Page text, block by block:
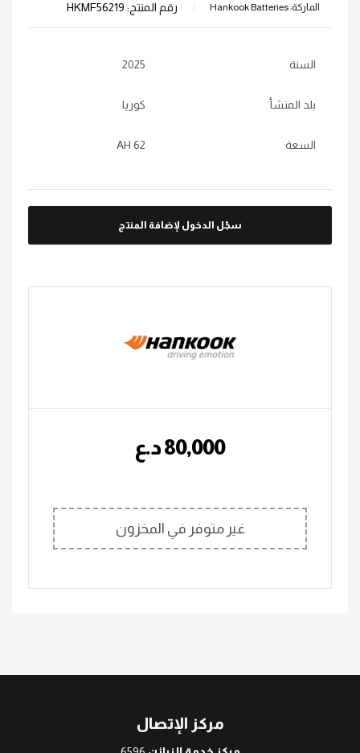
الماركة:Hankook Batteries رقم المنتج: HKMF56219
السنة 2025
بلد المنشأ كوريا
السعة 62 AH
سجّل الدخول لإضافة المنتج
80,000؜د.؜ع
غير متوفر في المخزون
مركز الإتصال